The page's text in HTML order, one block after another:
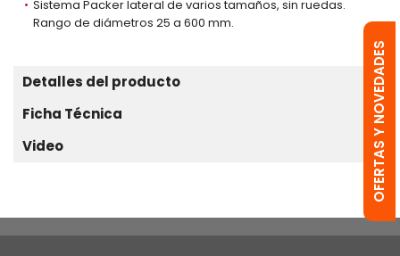
Sistema Packer lateral de varios tamaños, sin ruedas.
Rango de diámetros 25 a 600 mm.
Detalles del producto
Ficha Técnica
Video
OFERTAS Y NOVEDADES